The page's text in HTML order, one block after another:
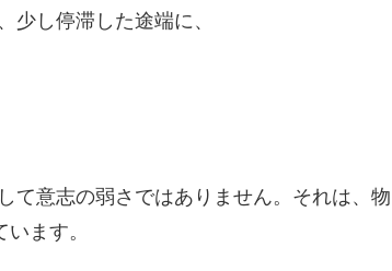
少し停滞した途端に、
て意志の弱さではありません。それは、物
ます。